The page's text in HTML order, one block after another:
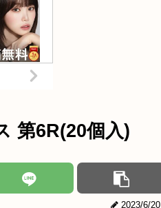
第6R(20個入)
2023/6/20